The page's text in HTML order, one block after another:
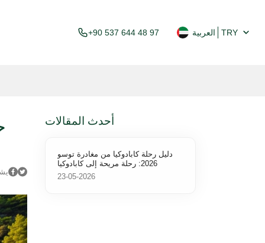
+90 537 644 48 97 العربية TRY
أحدث المقالات
دليل رحلة كابادوكيا من مغادرة توسو
2026: رحلة مريحة إلى كابادوكيا
23-05-2026